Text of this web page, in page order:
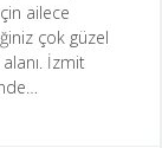
ailece
çok güzel
İzmit